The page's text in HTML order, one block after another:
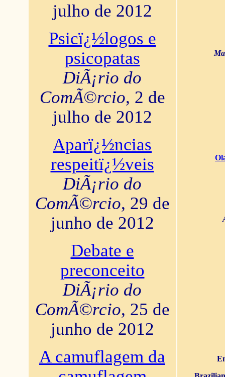
julho de 2012
Psicï¿½logos e
psicopatas
DiÃ¡rio do
ComÃ©rcio, 2 de
julho de 2012
Aparï¿½ncias
respeitï¿½veis
DiÃ¡rio do
ComÃ©rcio, 29 de
junho de 2012
Debate e
preconceito
DiÃ¡rio do
ComÃ©rcio, 25 de
junho de 2012
A camuflagem da